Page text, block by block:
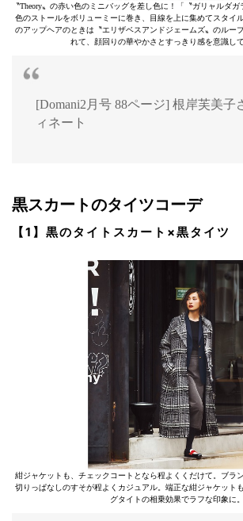
〝Theory〟の赤い色のミニバッグを差し色に！「〝ガリャルダ
色のストールをボリューミーに巻き、目線を上に集めてスタイ
のアップヘアのときは〝エリザベスアンドジェームズ〟のルー
れて、顔回りの華やかさとすっきり感を意識して
[Domani2月号 88ページ] 根岸芙美子
ィネート
黒スカートのタイツコーデ
【1】黒のタイトスカート×黒タイツ
紺ジャケットも、チェックコートとなら程よくくだけて。ブラ
切りっぱなしのすそが程よくカジュアル。端正な紺ジャケット
グタイトの相乗効果でラフな印象に。